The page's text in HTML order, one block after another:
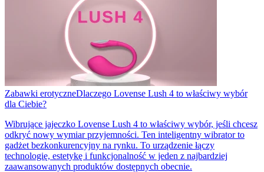
Zabawki erotyczneDlaczego Lovense Lush 4 to właściwy wybór
dla Ciebie?
Wibrujące jajeczko Lovense Lush 4 to właściwy wybór, jeśli chcesz
odkryć nowy wymiar przyjemności. Ten inteligentny wibrator to
gadżet bezkonkurencyjny na rynku. To urządzenie łączy
technologię, estetykę i funkcjonalność w jeden z najbardziej
zaawansowanych produktów dostępnych obecnie.